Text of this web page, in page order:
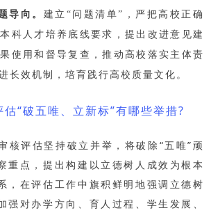
导向。 建立“问题清单”，严把高校正确
科人才培养底线要求，提出改进意见建
使用和督导复查，推动高校落实主体责
长效机制，培育践行高校质量文化。
“破五唯、立新标”有哪些举措?
核评估坚持破立并举，将破除“五唯”顽
重点，提出构建以立德树人成效为根本
，在评估工作中旗积鲜明地强调立德树
强对办学方向、育人过程、学生发展、